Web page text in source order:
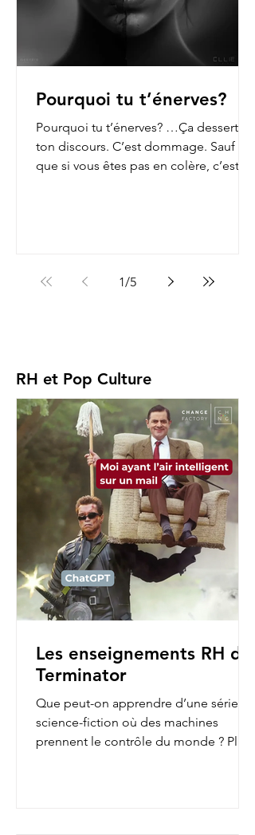
Pourquoi tu t’énerves?
Pourquoi tu t’énerves? …Ça dessert
ton discours. C’est dommage. Sauf
que si vous êtes pas en colère, c’est
1/5
RH et Pop Culture
Les enseignements RH de
Terminator
Que peut-on apprendre d’une série de
science-fiction où des machines
prennent le contrôle du monde ? Plus